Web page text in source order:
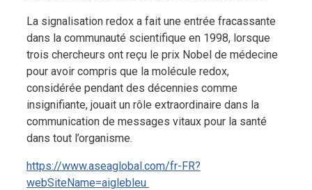
La signalisation redox a fait une entrée fracassante
dans la communauté scientifique en 1998, lorsque
trois chercheurs ont reçu le prix Nobel de médecine
pour avoir compris que la molécule redox,
considérée pendant des décennies comme
insignifiante, jouait un rôle extraordinaire dans la
communication de messages vitaux pour la santé
dans tout l’organisme.
https://www.aseaglobal.com/fr-FR?
webSiteName=aiglebleu